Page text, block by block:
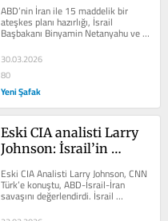
neden panik oldu?
ABD’nin İran ile 15 maddelik bir
ateşkes planı hazırlığı, İsrail
Başbakanı Binyamin Netanyahu ve
Tel Aviv yönetiminde panik yarattı.
ABD...
30.03.2026
80
Yeni Şafak
Eski CIA analisti Larry
Johnson: İsrail’in
Eski CIA Analisti Larry Johnson, CNN
Türk’e konuştu, ABD-İsrail-İran
savaşını değerlendirdi. İsrail
yönetiminin saldırganlığına dikkat...